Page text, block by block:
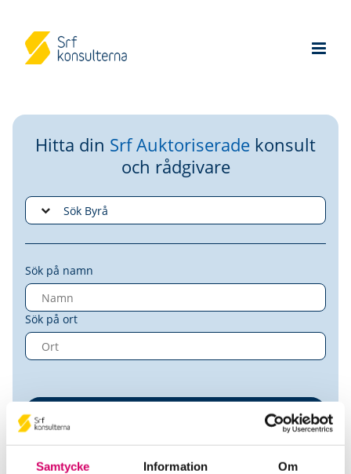
Samtycke Information Om
Hitta din Srf Auktoriserade konsult
och rådgivare
Sök på namn
Sök på ort